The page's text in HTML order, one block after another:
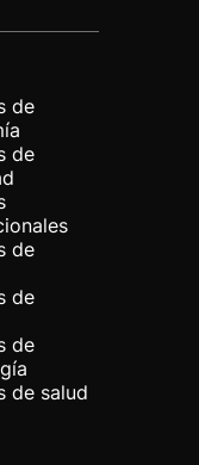
de
de
de
de
de
de salud